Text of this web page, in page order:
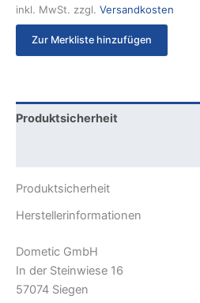
inkl. MwSt. zzgl. Versandkosten
Zur Merkliste hinzufügen
Produktsicherheit
Produktsicherheit
Herstellerinformationen
Dometic GmbH
In der Steinwiese 16
57074 Siegen